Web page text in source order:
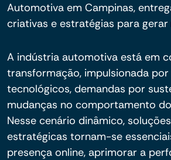
Automotiva em Campinas,
criativas e estratégias para
A indústria automotiva está em
transformação, impulsionada por
tecnológicos, demandas por
mudanças no comportamento
Nesse cenário dinâmico,
estratégicas tornam-se
presença online, aprimorar a